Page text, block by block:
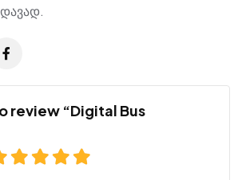
review “Digital Bus